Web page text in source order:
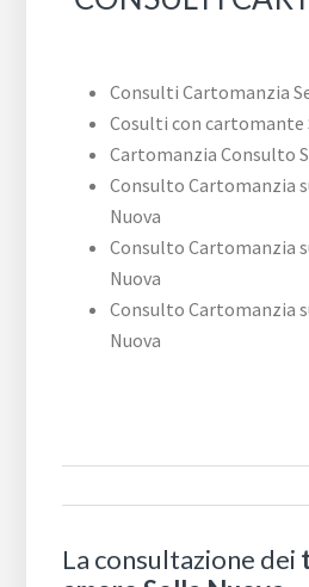
Consulti Cartomanzia
Cosulti con cartomante
Cartomanzia Consulto
Consulto Cartomanzia
Nuova
Consulto Cartomanzia
Nuova
Consulto Cartomanzia
Nuova
La consultazione dei